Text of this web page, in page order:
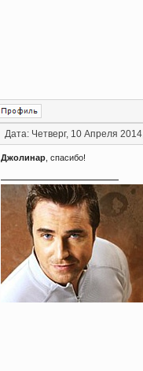
Дата: Четверг, 10 Апреля
Джолинар , спасибо!